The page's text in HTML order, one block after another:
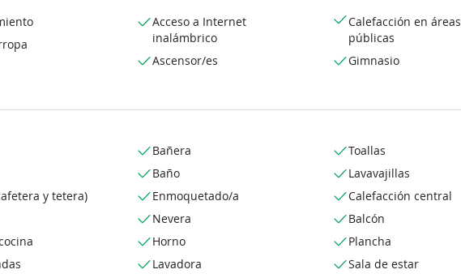
Acceso a Internet
inalámbrico
Ascensor/es
Calefacción en áreas
públicas
Gimnasio
y tetera)
Bañera
Baño
Enmoquetado/a
Nevera
Horno
Lavadora
Toallas
Lavavajillas
Calefacción central
Balcón
Plancha
Sala de estar